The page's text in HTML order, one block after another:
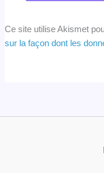
Ce site utilise Akismet
sur la façon dont les